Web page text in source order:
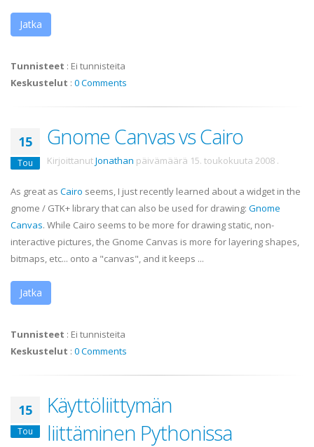
Jatka
Tunnisteet : Ei tunnisteita
Keskustelut : 0 Comments
15
Tou
Gnome Canvas vs Cairo
KirjoittanutJonathan päivämäärä 15. toukokuuta 2008 .
As great as Cairo seems, I just recently learned about a widget in the
gnome / GTK+ library that can also be used for drawing: Gnome
Canvas. While Cairo seems to be more for drawing static, non-
interactive pictures, the Gnome Canvas is more for layering shapes,
bitmaps, etc... onto a "canvas", and it keeps ...
Jatka
Tunnisteet : Ei tunnisteita
Keskustelut : 0 Comments
15
Tou
Käyttöliittymän
liittäminen Pythonissa